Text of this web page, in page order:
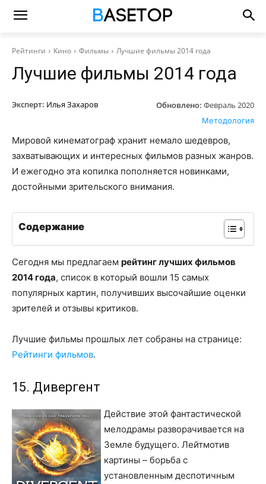
Рейтинги Кино Фильмы Лучшие фильмы 2014 года
Лучшие фильмы 2014 года
Эксперт: Илья Захаров Обновлено: Февраль 2020
Методология
Мировой кинематограф хранит немало шедевров,
захватывающих и интересных фильмов разных жанров.
И ежегодно эта копилка пополняется новинками,
достойными зрительского внимания.
Содержание
Сегодня мы предлагаем рейтинг лучших фильмов
2014 года, список в который вошли 15 самых
популярных картин, получивших высочайшие оценки
зрителей и отзывы критиков.
Лучшие фильмы прошлых лет собраны на странице:
Рейтинги фильмов.
15. Дивергент
Действие этой фантастической
мелодрамы разворачивается на
Земле будущего. Лейтмотив
картины – борьба с
установленным деспотичным